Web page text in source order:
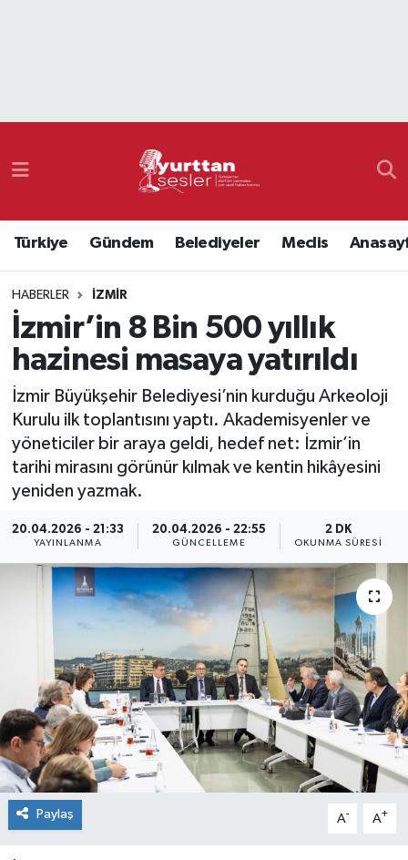
Türkiye Gündem Belediyeler Meclis
HABERLER İZMIR
İzmir’in 8 Bin 500 yıllık
hazinesi masaya yatırıldı
İzmir Büyükşehir Belediyesi’nin kurduğu Arkeoloji
Kurulu ilk toplantısını yaptı. Akademisyenler ve
yöneticiler bir araya geldi, hedef net: İzmir’in
tarihi mirasını görünür kılmak ve kentin hikâyesini
yeniden yazmak.
20.04.2026 - 21:33
YAYINLANMA
20.04.2026 - 22:55
GÜNCELLEME
2 DK
OKUNMA SÜRESI
Paylaş A- A+
Namaz Vakitleri
Süper Lig Puan Durumu ve Fikstür
Tüm Manşetler
Son Dakika Haberleri
Haber Arşivi